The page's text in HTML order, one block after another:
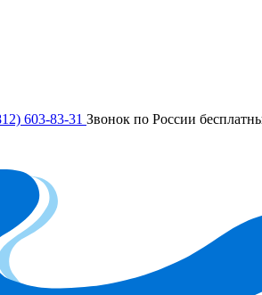
603-83-31 Звонок по России